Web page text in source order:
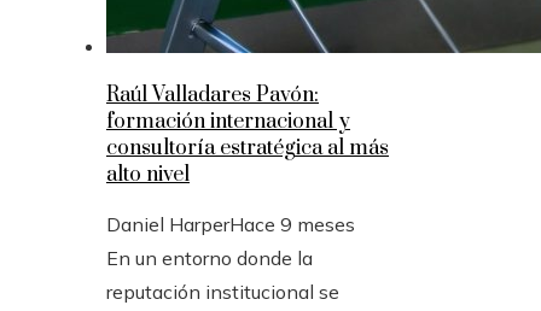
Raúl Valladares Pavón:
formación internacional y
consultoría estratégica al más
alto nivel
Daniel HarperHace 9 meses
En un entorno donde la
reputación institucional se